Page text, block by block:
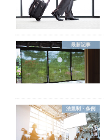
最新記事
法規制・条例